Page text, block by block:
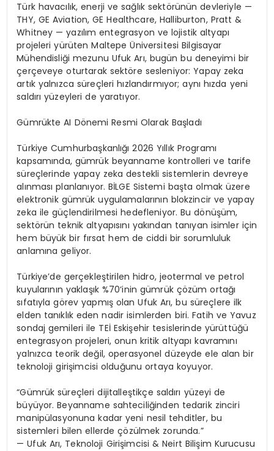
Türk havacılık, enerji ve sağlık sektörünün devleriyle —
THY, GE Aviation, GE Healthcare, Halliburton, Pratt &
Whitney — yazılım entegrasyon ve lojistik altyapı
projeleri yürüten Maltepe Üniversitesi Bilgisayar
Mühendisliği mezunu Ufuk Arı, bugün bu deneyimi bir
çerçeveye oturtarak sektöre sesleniyor: Yapay zeka
artık yalnızca süreçleri hızlandırmıyor; aynı hızda yeni
saldırı yüzeyleri de yaratıyor.
Gümrükte AI Dönemi Resmi Olarak Başladı
Türkiye Cumhurbaşkanlığı 2026 Yıllık Programı
kapsamında, gümrük beyanname kontrolleri ve tarife
süreçlerinde yapay zeka destekli sistemlerin devreye
alınması planlanıyor. BİLGE Sistemi başta olmak üzere
elektronik gümrük uygulamalarının blokzincir ve yapay
zeka ile güçlendirilmesi hedefleniyor. Bu dönüşüm,
sektörün teknik altyapısını yakından tanıyan isimler için
hem büyük bir fırsat hem de ciddi bir sorumluluk
anlamına geliyor.
Türkiye’de gerçekleştirilen hidro, jeotermal ve petrol
kuyularının yaklaşık %70‘inin gümrük çözüm ortağı
sıfatıyla görev yapmış olan Ufuk Arı, bu süreçlere ilk
elden tanıklık eden nadir isimlerden biri. Fatih ve Yavuz
sondaj gemileri ile TEİ Eskişehir tesislerinde yürüttüğü
entegrasyon projeleri, onun kritik altyapı kavramını
yalnızca teorik değil, operasyonel düzeyde ele alan bir
teknoloji girişimcisi olduğunu ortaya koyuyor.
“Gümrük süreçleri dijitalleştikçe saldırı yüzeyi de
büyüyor. Beyanname sahteciliğinden tedarik zinciri
manipülasyonuna kadar yeni nesil tehditler, bu
sistemleri bilen ellerde çözülmek zorunda.”
— Ufuk Arı, Teknoloji Girişimcisi &Neirt Bilişim Kurucusu